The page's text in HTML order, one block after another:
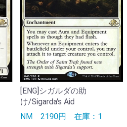
[ENG]シガルダの助
け/Sigarda's Aid
NM 2190円 在庫：1